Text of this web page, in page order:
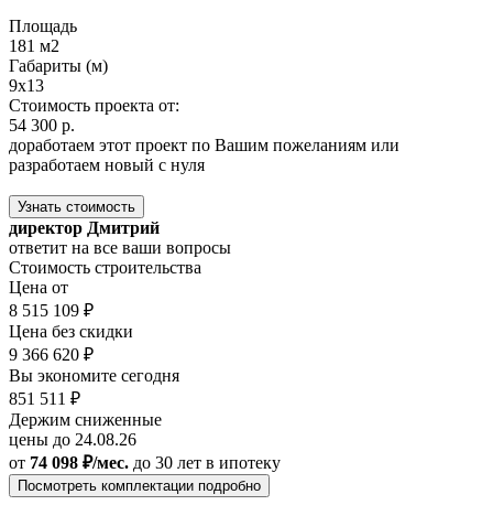
Площадь
181 м2
Габариты (м)
9x13
Стоимость проекта от:
54 300 р.
доработаем этот проект по Вашим пожеланиям или
разработаем новый с нуля
Узнать стоимость
директор Дмитрий
ответит на все ваши вопросы
Стоимость строительства
Цена от
8 515 109 ₽
Цена без скидки
9 366 620 ₽
Вы экономите сегодня
851 511 ₽
Держим сниженные
цены до 24.08.26
от 74 098 ₽/мес. до 30 лет в ипотеку
Посмотреть комплектации подробно